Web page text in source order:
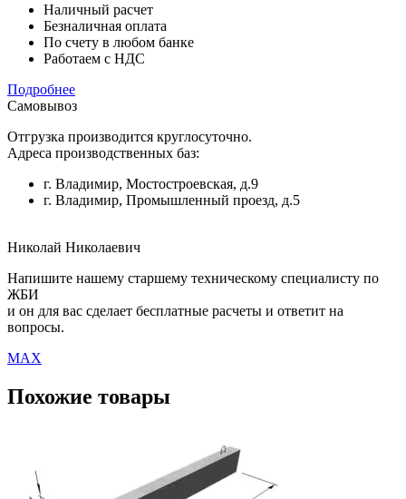
Наличный расчет
Безналичная оплата
По счету в любом банке
Работаем с НДС
Подробнее
Самовывоз
Отгрузка производится круглосуточно.
Адреса производственных баз:
г. Владимир, Мостостроевская, д.9
г. Владимир, Промышленный проезд, д.5
Николай Николаевич
Напишите нашему старшему техническому специалисту по
ЖБИ
и он для вас сделает бесплатные расчеты и ответит на
вопросы.
MAX
Похожие товары